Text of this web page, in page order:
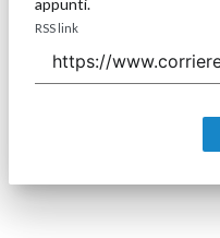
appunti.
RSS link